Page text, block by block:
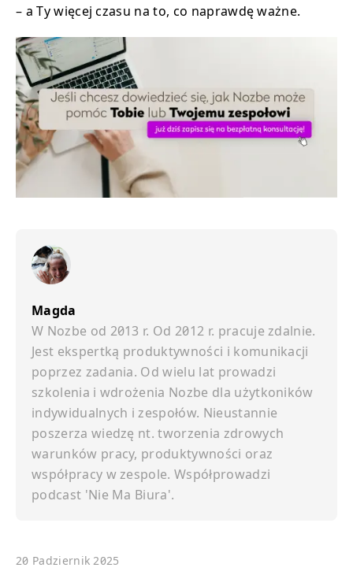
– a Ty więcej czasu na to, co naprawdę ważne.
Magda
W Nozbe od 2013 r. Od 2012 r. pracuje zdalnie.
Jest ekspertką produktywności i komunikacji
poprzez zadania. Od wielu lat prowadzi
szkolenia i wdrożenia Nozbe dla użytkoników
indywidualnych i zespołów. Nieustannie
poszerza wiedzę nt. tworzenia zdrowych
warunków pracy, produktywności oraz
współpracy w zespole. Współprowadzi
podcast 'Nie Ma Biura'.
20 Padziernik 2025